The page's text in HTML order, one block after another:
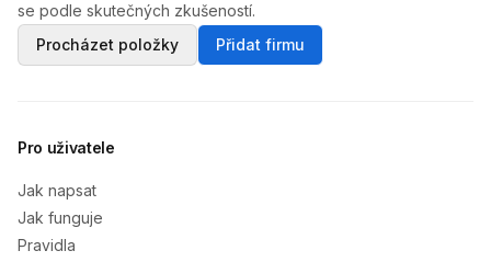
se podle skutečných zkušeností.
Procházet položky
Přidat firmu
Pro uživatele
Jak napsat
Jak funguje
Pravidla